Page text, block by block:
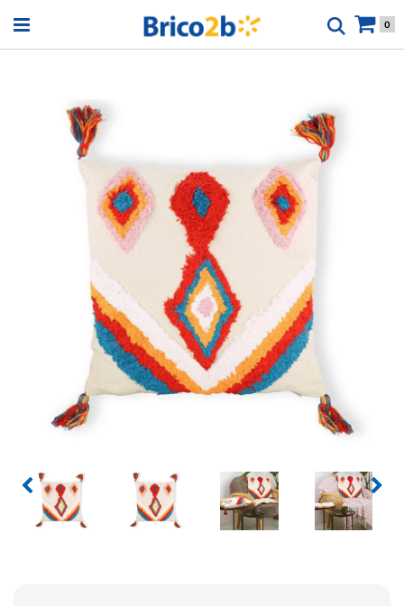
Open menu 0